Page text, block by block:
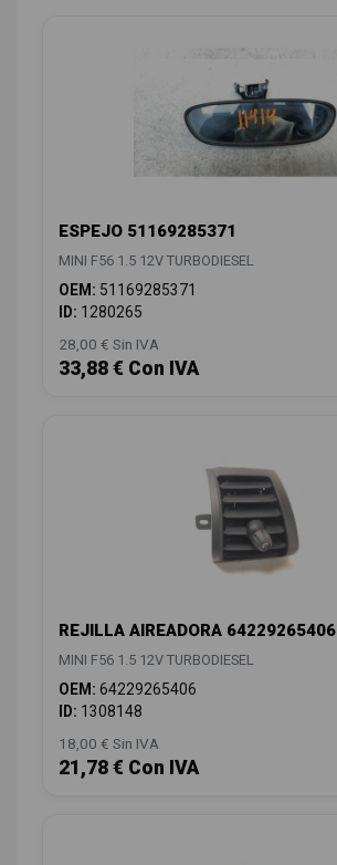
ESPEJO 51169285371
MINI F56 1.5 12V TURBODIESEL
OEM: 51169285371
ID: 1280265
28,00 € Sin IVA
33,88 € Con IVA
REJILLA AIREADORA 64229265406
MINI F56 1.5 12V TURBODIESEL
OEM: 64229265406
ID: 1308148
18,00 € Sin IVA
21,78 € Con IVA